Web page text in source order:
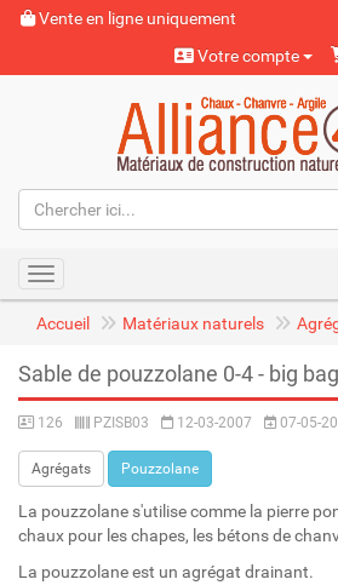
Vente en ligne uniquement
Votre compte
Toggle navigation
Accueil Matériaux naturels
Sable de pouzzolane 0-4 - big bag
126 PZISB03 12-03-2007 07-05-
Agrégats Pouzzolane
La pouzzolane s'utilise comme la pierre
chaux pour les chapes, les bétons de
La pouzzolane est un agrégat drainant.